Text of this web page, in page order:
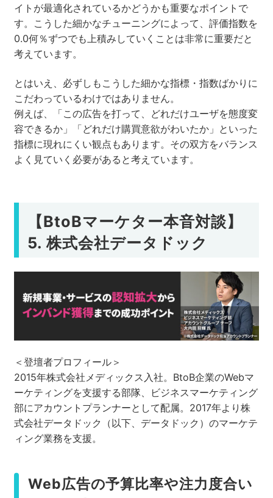
イトが最適化されているかどうかも重要なポイントで
す。こうした細かなチューニングによって、評価指数を
0.0何％ずつでも上積みしていくことは非常に重要だと
考えています。
とはいえ、必ずしもこうした細かな指標・指数ばかりに
こだわっているわけではありません。
例えば、「この広告を打って、どれだけユーザを態度変
容できるか」「どれだけ購買意欲がわいたか」といった
指標に現れにくい観点もあります。その双方をバランス
よく見ていく必要があると考えています。
【BtoBマーケター本音対談】
5. 株式会社データドック
＜登壇者プロフィール＞
2015年株式会社メディックス入社。BtoB企業のWebマ
ーケティングを支援する部隊、ビジネスマーケティング
部にアカウントプランナーとして配属。2017年より株
式会社データドック（以下、データドック）のマーケテ
ィング業務を支援。
Web広告の予算比率や注力度合い